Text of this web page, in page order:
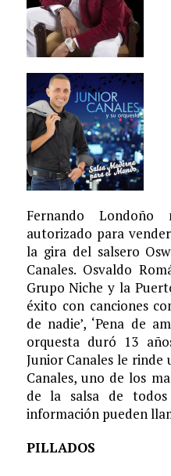
Fernando
autorizado para
la gira del salsero
Canales. Osvaldo
Grupo Niche y la
éxito con canciones
de nadie’, ‘Pena de
orquesta duró 13
Junior Canales le rinde
Canales, uno de los
de la salsa de
información pueden
PILLADOS